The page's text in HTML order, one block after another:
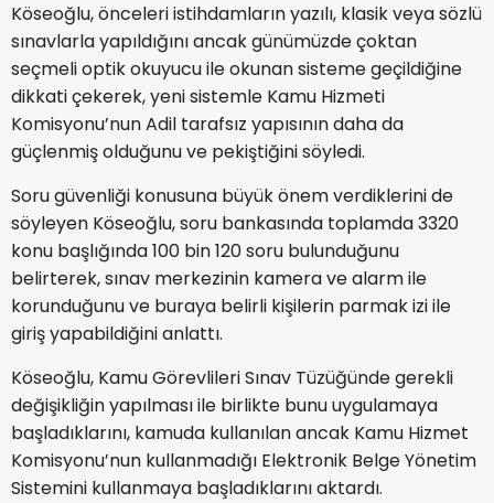
Köseoğlu, önceleri istihdamların yazılı, klasik veya sözlü
sınavlarla yapıldığını ancak günümüzde çoktan
seçmeli optik okuyucu ile okunan sisteme geçildiğine
dikkati çekerek, yeni sistemle Kamu Hizmeti
Komisyonu’nun Adil tarafsız yapısının daha da
güçlenmiş olduğunu ve pekiştiğini söyledi.
Soru güvenliği konusuna büyük önem verdiklerini de
söyleyen Köseoğlu, soru bankasında toplamda 3320
konu başlığında 100 bin 120 soru bulunduğunu
belirterek, sınav merkezinin kamera ve alarm ile
korunduğunu ve buraya belirli kişilerin parmak izi ile
giriş yapabildiğini anlattı.
Köseoğlu, Kamu Görevlileri Sınav Tüzüğünde gerekli
değişikliğin yapılması ile birlikte bunu uygulamaya
başladıklarını, kamuda kullanılan ancak Kamu Hizmet
Komisyonu’nun kullanmadığı Elektronik Belge Yönetim
Sistemini kullanmaya başladıklarını aktardı.